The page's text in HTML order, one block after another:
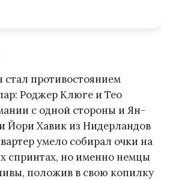
противостоянием
Роджер Клюге и Тео
с одной стороны и Ян-
Йори Хавик из Нидерландов
умело собирал очки на
спринтах, но именно немцы
положив в свою копилку